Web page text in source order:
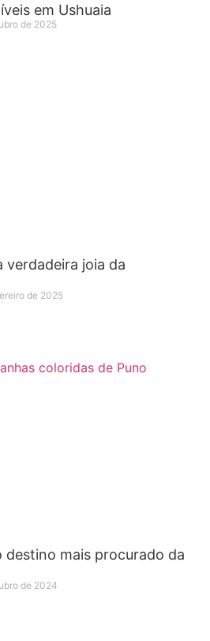
em Ushuaia
de 2025
verdadeira joia da
de 2025
destino mais procurado da
de 2024